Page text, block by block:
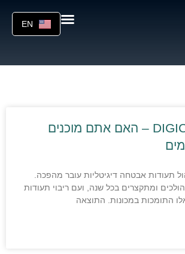
EN
וובינר DIGICERT – האם אתם מוכנים
תעודות אבטחה דיגיטליות עובר מהפכה.
ומתקצרים בכל שנה, ועם ריבוי תעודות
התומכות במכונות. התוצאה